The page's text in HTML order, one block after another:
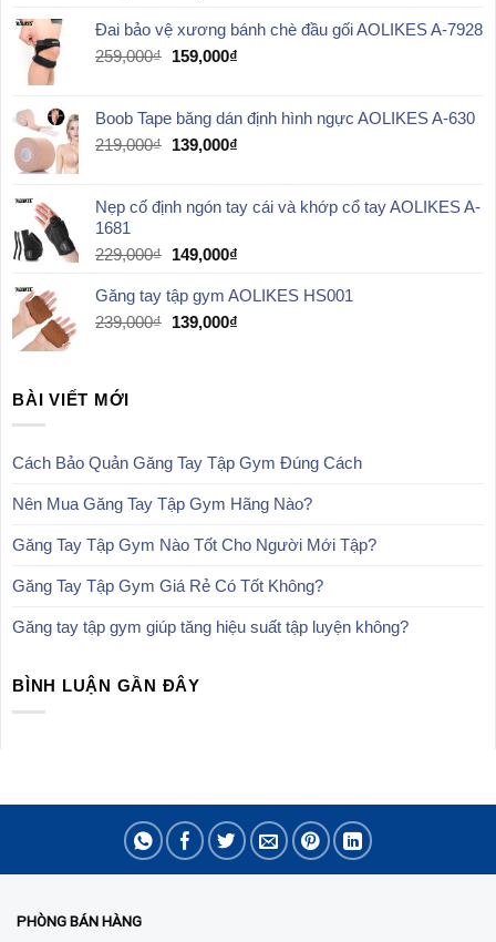
là:
479,000₫.
tại
là:
Đai bảo vệ xương bánh chè đầu gối AOLIKES A-7928
259,000₫ Giá
259,000₫.
159,000₫Giá
là:
159,000₫.
Boob Tape băng dán định hình ngực AOLIKES A-630
219,000₫ Giá
219,000₫.
139,000₫Giá
là:
Nẹp cố định ngón tay cái và khớp cổ tay AOLIKES A-
1681
229,000₫ Giá
là:
229,000₫.
149,000₫Giá
tại
là:
Găng tay tập gym AOLIKES HS001
239,000₫ Giá
139,000₫Giá
BÀI VIẾT MỚI
Cách Bảo Quản Găng Tay Tập Gym Đúng Cách
Nên Mua Găng Tay Tập Gym Hãng Nào?
Găng Tay Tập Gym Nào Tốt Cho Người Mới Tập?
Găng Tay Tập Gym Giá Rẻ Có Tốt Không?
Găng tay tập gym giúp tăng hiệu suất tập luyện không?
BÌNH LUẬN GẦN ĐÂY
PHÒNG BÁN HÀNG